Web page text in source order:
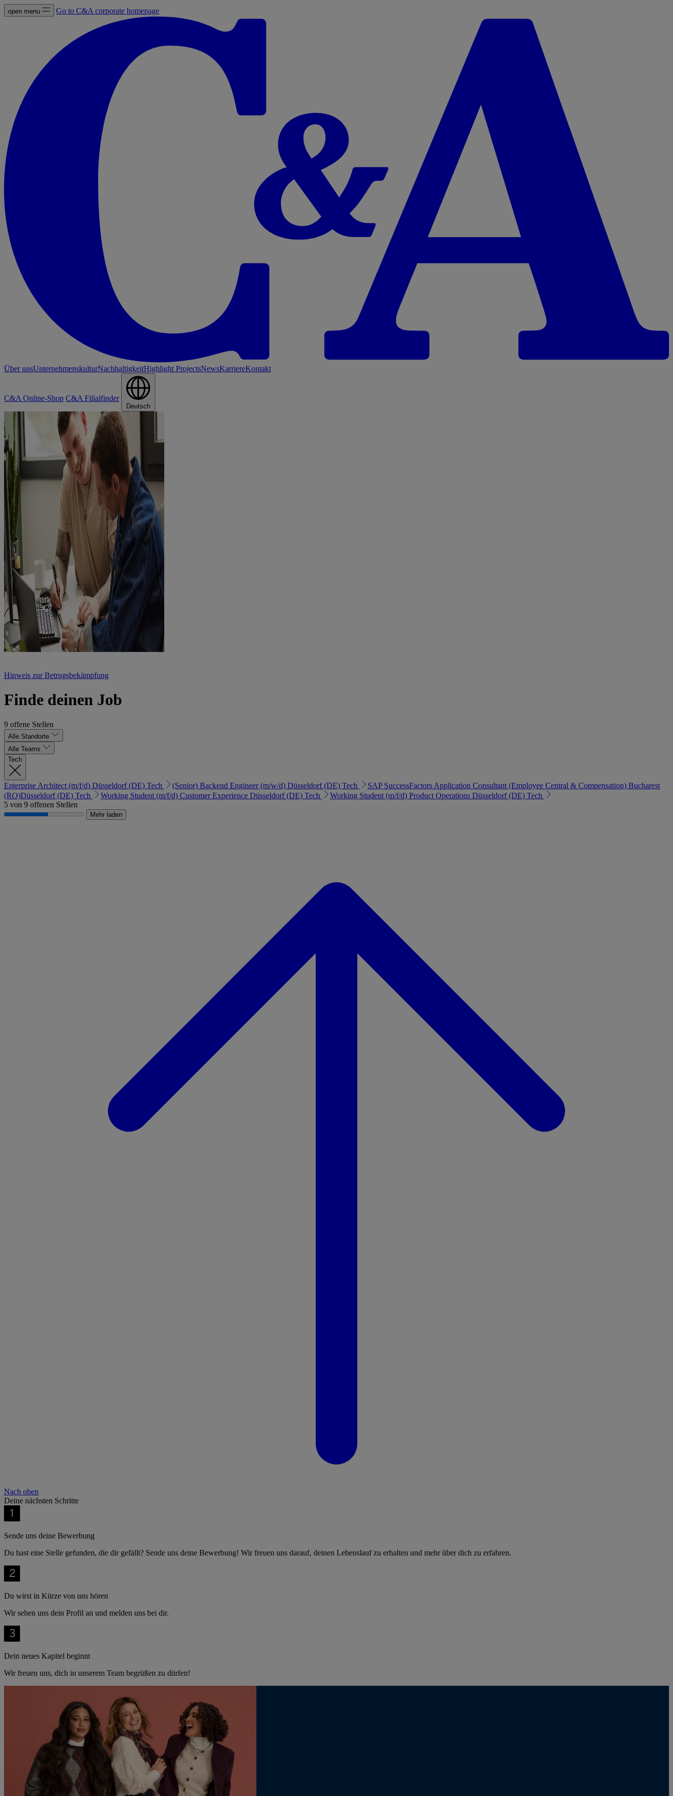
open menu Go to C&A corporate homepage
Über unsUnternehmenskulturNachhaltigkeitHighlight ProjectsNewsKarriereKontakt
C&A Online-Shop C&A Filialfinder
Deutsch
Hinweis zur Betrugsbekämpfung
Finde deinen Job
9 offene Stellen
Alle Standorte
Alle Teams
Tech
Enterprise Architect (m/f/d) Düsseldorf (DE) Tech (Senior) Backend Engineer (m/w/d) Düsseldorf (DE) Tech SAP SuccessFactors Application Consultant (Employee Central & Compensation) Bucharest
(RO)Düsseldorf (DE) Tech Working Student (m/f/d) Customer Experience Düsseldorf (DE) Tech Working Student (m/f/d) Product Operations Düsseldorf (DE) Tech
5 von 9 offenen Stellen
Mehr laden
Nach oben
Deine nächsten Schritte
Sende uns deine Bewerbung
Du hast eine Stelle gefunden, die dir gefällt? Sende uns deine Bewerbung! Wir freuen uns darauf, deinen Lebenslauf zu erhalten und mehr über dich zu erfahren.
Du wirst in Kürze von uns hören
Wir sehen uns dein Profil an und melden uns bei dir.
Dein neues Kapitel beginnt
Wir freuen uns, dich in unserem Team begrüßen zu dürfen!